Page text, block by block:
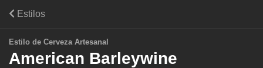
Estilos
Estilo de Cerveza Artesanal
American Barleywine